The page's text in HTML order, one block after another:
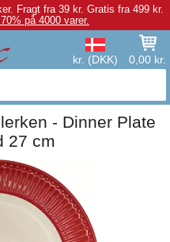
Fragt fra 39 kr. Gratis fra 499 kr.
på 4000 varer.
kr. (DKK) 0,00 kr.
- Dinner Plate
27 cm